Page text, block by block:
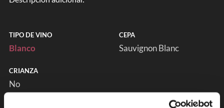
TIPO DE VINO
Blanco
CEPA
Sauvignon Blanc
CRIANZA
No